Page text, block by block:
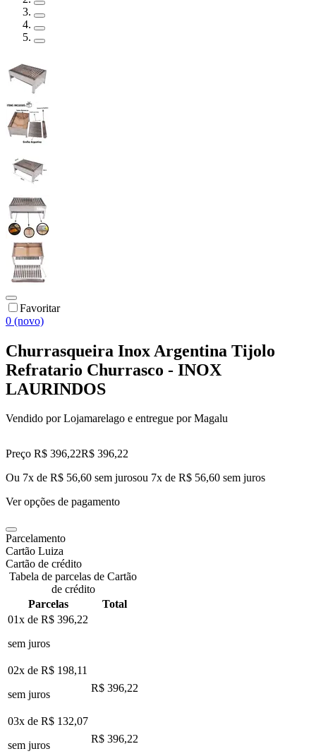
Favoritar
0 (novo)
Churrasqueira Inox Argentina Tijolo
Refratario Churrasco - INOX
LAURINDOS
Vendido porLojamarelago e entregue por Magalu
Preço R$ 396,22R$ 396,22
Ou 7x de R$ 56,60 sem jurosou 7x de R$ 56,60 sem juros
Ver opções de pagamento
Parcelamento
Cartão Luiza
Cartão de crédito
Tabela de parcelas de Cartão
de crédito
Parcelas
Total
01x de R$ 396,22
sem juros
02x de R$ 198,11
sem juros
R$ 396,22
03x de R$ 132,07
sem juros
R$ 396,22